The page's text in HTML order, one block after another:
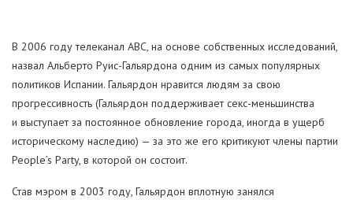
В 2006 году телеканал ABC, на основе собственных исследований,
назвал Альберто Руис-Гальярдона одним из самых популярных
политиков Испании. Гальярдон нравится людям за свою
прогрессивность (Гальярдон поддерживает секс-меньшинства
и выступает за постоянное обновление города, иногда в ущерб
историческому наследию) — за это же его критикуют члены партии
People’s Party, в которой он состоит.
Став мэром в 2003 году, Гальярдон вплотную занялся